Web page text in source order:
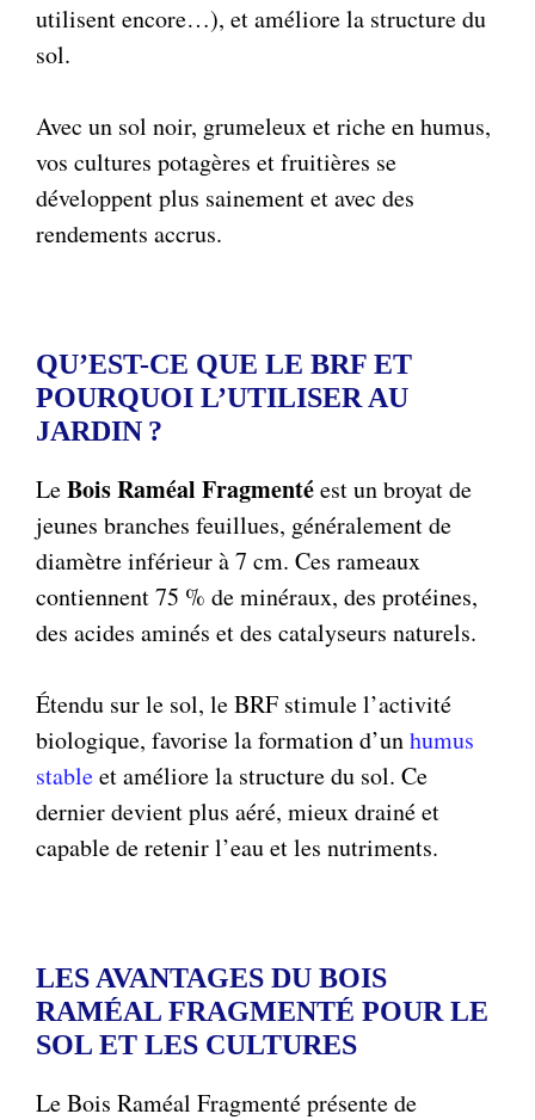
utilisent encore…), et améliore la structure du
sol.
Avec un sol noir, grumeleux et riche en humus,
vos cultures potagères et fruitières se
développent plus sainement et avec des
rendements accrus.
QU’EST-CE QUE LE BRF ET
POURQUOI L’UTILISER AU
JARDIN ?
LeBois Raméal Fragmentéest un broyat de
jeunes branches feuillues, généralement de
diamètre inférieur à 7 cm. Ces rameaux
contiennent 75 % de minéraux, des protéines,
des acides aminés et des catalyseurs naturels.
Étendu sur le sol, le BRF stimule l’activité
biologique, favorise la formation d’unhumus
stableet améliore la structure du sol. Ce
dernier devient plus aéré, mieux drainé et
capable de retenir l’eau et les nutriments.
LES AVANTAGES DU BOIS
RAMÉAL FRAGMENTÉ POUR LE
SOL ET LES CULTURES
Le Bois Raméal Fragmenté présente de